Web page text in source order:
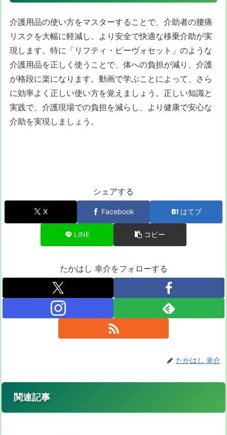
介護用品の使い方をマスターすることで、介助者の腰痛
リスクを大幅に軽減し、より安全で快適な移乗介助が実
現します。特に「リフティ・ピーヴォセット」のような
介護用品を正しく使うことで、体への負担が減り、介護
が格段に楽になります。動画で学ぶことによって、さら
に効率よく正しい使い方を覚えましょう。正しい知識と
実践で、介護現場での負担を減らし、より健康で安心な
介助を実現しましょう。
シェアする
X Facebook はてブ
LINE コピー
たかはし 幸介をフォローする
たかはし 幸介
関連記事